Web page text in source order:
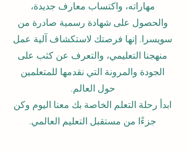
مهاراته، واكتساب معارف جديدة،
والحصول على شهادة رسمية صادرة من
سويسرا. إنها فرصتك لاستكشاف آلية عمل
منهجنا التعليمي، والتعرف عن كثب على
الجودة والمرونة التي نقدمها للمتعلمين
حول العالم.
ابدأ رحلة التعلم الخاصة بك معنا اليوم وكن
جزءًا من مستقبل التعليم العالمي.